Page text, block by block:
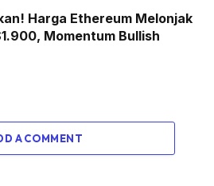
Harga Ethereum Melonjak
Momentum Bullish
A COMMENT